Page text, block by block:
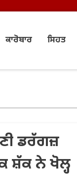
ਕਾਰੋਬਾਰ ਸਿਹਤ
ਡਰੱਗਜ਼
ਸ਼ੱਕ ਨੇ ਖੋਲ੍ਹ